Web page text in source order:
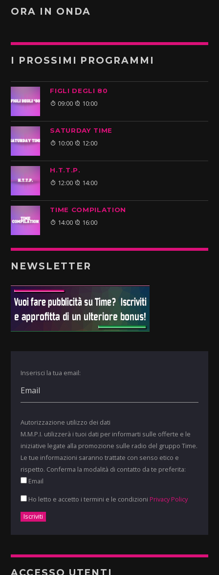
ORA IN ONDA
I PROSSIMI PROGRAMMI
FIGLI DEGLI 80
09:00 10:00
SATURDAY TIME
10:00 12:00
H.T.T.P.
12:00 14:00
TIME COMPILATION
14:00 16:00
NEWSLETTER
Inserisci la tua email:
Autorizzazione utilizzo dei dati
M.M.P.I. utilizzerà i tuoi dati per informarti sulle offerte e le
iniziative legate alla promozione sulle radio del gruppo Time.
Le tue informazioni saranno trattate con senso etico e
rispetto. Conferma la modalità di contatto da te preferita:
Email
Ho letto e accetto i termini e le condizioni Privacy Policy